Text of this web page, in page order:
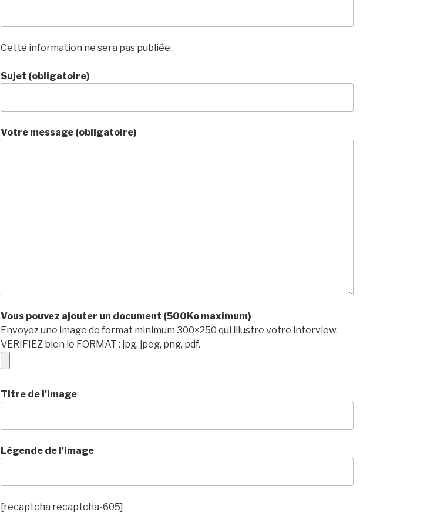
Cette information ne sera pas publiée.
Sujet (obligatoire)
Votre message (obligatoire)
Vous pouvez ajouter un document (500Ko maximum)
Envoyez une image de format minimum 300×250 qui illustre votre interview.
VERIFIEZ bien le FORMAT : jpg, jpeg, png, pdf.
Titre de l'image
Légende de l'image
[recaptcha recaptcha-605]